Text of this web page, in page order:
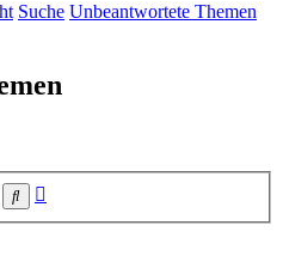
Suche Unbeantwortete Themen
Suche